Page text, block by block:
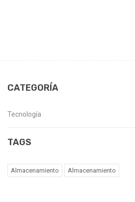
CATEGORÍA
Tecnología
TAGS
Almacenamiento Almacenamiento